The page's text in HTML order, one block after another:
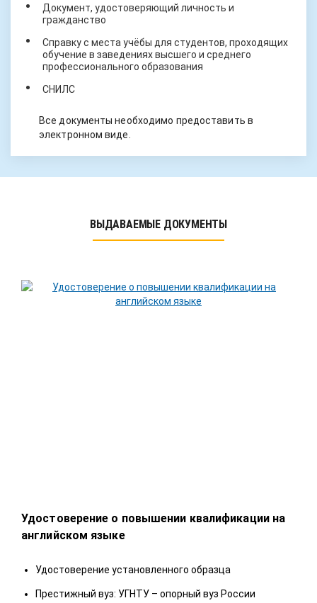
Документ, удостоверяющий личность и
гражданство
Справку с места учёбы для студентов, проходящих
обучение в заведениях высшего и среднего
профессионального образования
СНИЛС
Все документы необходимо предоставить в
электронном виде.
ВЫДАВАЕМЫЕ ДОКУМЕНТЫ
Удостоверение о повышении квалификации на
английском языке
Удостоверение установленного образца
Престижный вуз: УГНТУ – опорный вуз России